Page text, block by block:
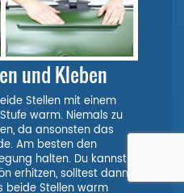
und Kleben
Stellen mit einem
warm. Niemals zu
da ansonsten das
Am besten den
halten. Du kannst
erhitzen, solltest dann
beide Stellen warm